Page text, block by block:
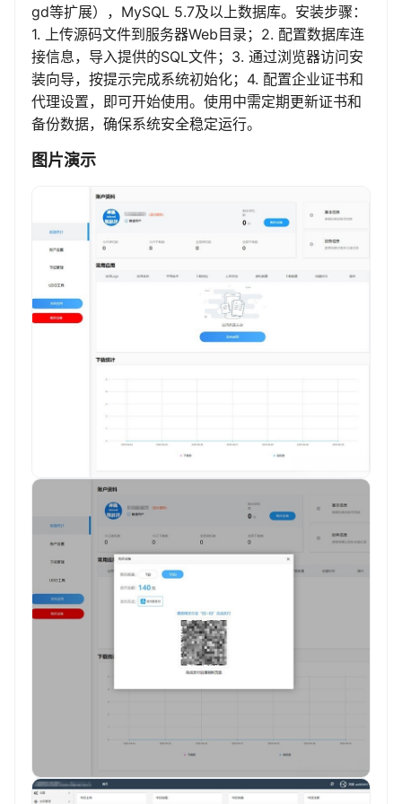
gd等扩展），MySQL 5.7及以上数据库。安装步骤：
1. 上传源码文件到服务器Web目录；2. 配置数据库连
接信息，导入提供的SQL文件；3. 通过浏览器访问安
装向导，按提示完成系统初始化；4. 配置企业证书和
代理设置，即可开始使用。使用中需定期更新证书和
备份数据，确保系统安全稳定运行。
图片演示